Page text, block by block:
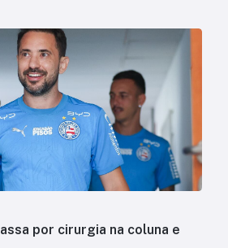
por cirurgia na coluna e